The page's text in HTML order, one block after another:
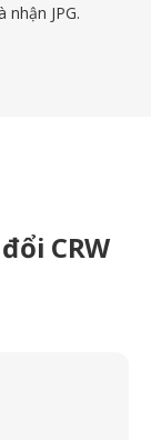
JPG.
CRW